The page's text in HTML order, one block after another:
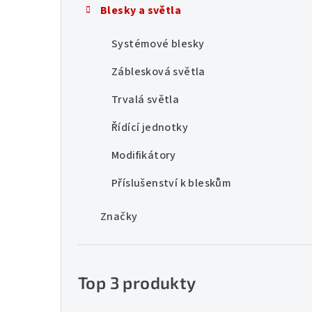
Blesky a světla
Systémové blesky
Záblesková světla
Trvalá světla
Řídící jednotky
Modifikátory
Příslušenství k bleskům
Značky
Top 3 produkty